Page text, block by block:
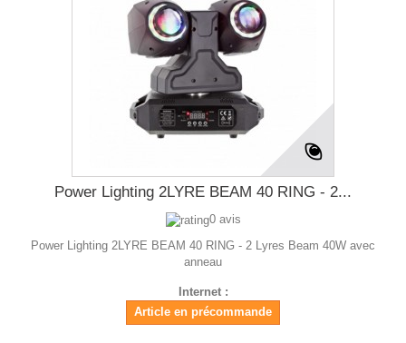
Power Lighting 2LYRE BEAM 40 RING - 2...
0 avis
Power Lighting 2LYRE BEAM 40 RING - 2 Lyres Beam 40W avec
anneau
Internet :
Article en précommande